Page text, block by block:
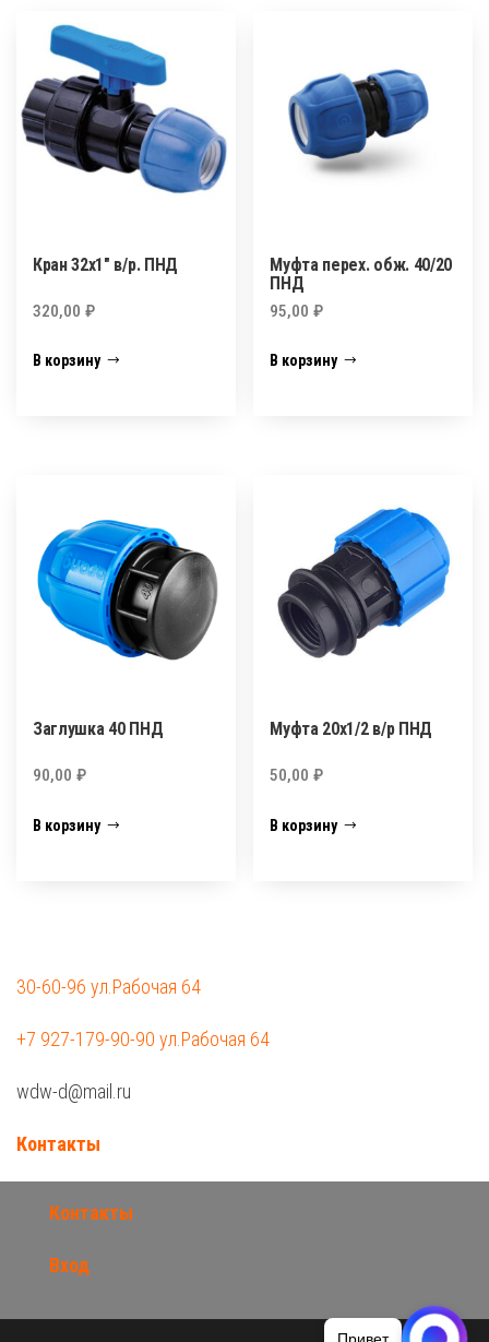
Кран 32х1″ в/р. ПНД
320,00 ₽
В корзину
Муфта перех. обж. 40/20
ПНД
95,00₽
В корзину
Заглушка 40 ПНД
90,00 ₽
В корзину
Муфта 20х1/2 в/р ПНД
50,00₽
В корзину
30-60-96 ул.Рабочая 64
+7 927-179-90-90 ул.Рабочая 64
wdw-d@mail.ru
Контакты
Контакты
Вход